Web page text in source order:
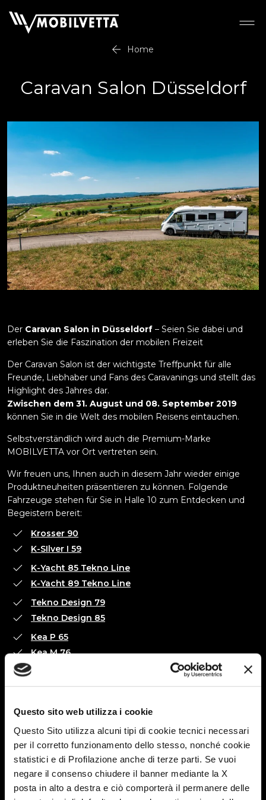
Questo sito web utilizza i cookie
Questo Sito utilizza alcuni tipi di cookie tecnici necessari
per il corretto funzionamento dello stesso, nonché cookie
statistici e di Profilazione anche di terze parti. Se vuoi
negare il consenso chiudere il banner mediante la X
posta in alto a destra e ciò comporterà il permanere delle
Home
Caravan Salon Düsseldorf
Der Caravan Salon in Düsseldorf – Seien Sie dabei und
erleben Sie die Faszination der mobilen Freizeit
Der Caravan Salon ist der wichtigste Treffpunkt für alle
Freunde, Liebhaber und Fans des Caravanings und stellt das
Highlight des Jahres dar.
Zwischen dem 31. August und 08. September 2019
können Sie in die Welt des mobilen Reisens eintauchen.
Selbstverständlich wird auch die Premium-Marke
MOBILVETTA vor Ort vertreten sein.
Wir freuen uns, Ihnen auch in diesem Jahr wieder einige
Produktneuheiten präsentieren zu können. Folgende
Fahrzeuge stehen für Sie in Halle 10 zum Entdecken und
Begeistern bereit:
Krosser 90
K-SIlver I 59
K-Yacht 85 Tekno Line
K-Yacht 89 Tekno Line
Tekno Design 79
Tekno Design 85
Kea P 65
Kea M 76
willkommen heißen zu dürfen:
AMB Reisemobile
La Marca
Caravan & Reisemobil Center Reinfeld
Steigerwald
Caravan and Camper Center NL